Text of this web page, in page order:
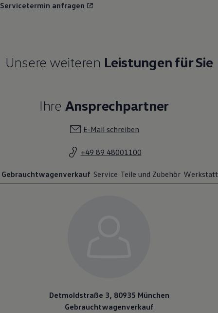
Servicetermin anfragen
Unsere weiteren Leistungen für Sie
Ihre Ansprechpartner
E-Mail schreiben
+49 89 48001100
Gebrauchtwagenverkauf Service Teile und Zubehör Werkstatt
Detmoldstraße 3, 80935 München
Gebrauchtwagenverkauf